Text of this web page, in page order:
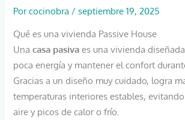
Porcocinobra /septiembre 19, 2025
Qué es una vivienda Passive House
Unacasa pasiva es una vivienda
poca energía y mantener el confort
Gracias a un diseño muy cuidado, logra
temperaturas interiores estables,
aire y picos de calor o frío.